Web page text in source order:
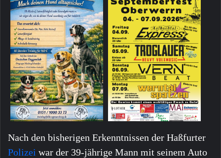
Nach den bisherigen Erkenntnissen der Haßfurter
Polizei war der 39-jährige Mann mit seinem Auto